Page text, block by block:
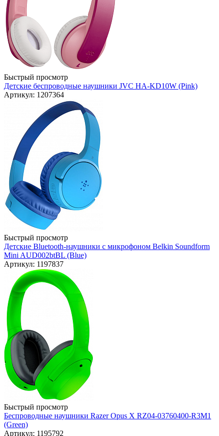
Быстрый просмотр
Детские беспроводные наушники JVC HA-KD10W (Pink)
Артикул: 1207364
Быстрый просмотр
Детские Bluetooth-наушники с микрофоном Belkin Soundform
Mini AUD002btBL (Blue)
Артикул: 1197837
Быстрый просмотр
Беспроводные наушники Razer Opus X RZ04-03760400-R3M1
(Green)
Артикул: 1195792